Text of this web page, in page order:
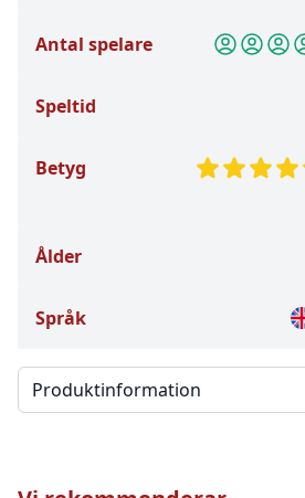
Antal spelare
Speltid
Betyg
Ålder
Språk
Välj en flik